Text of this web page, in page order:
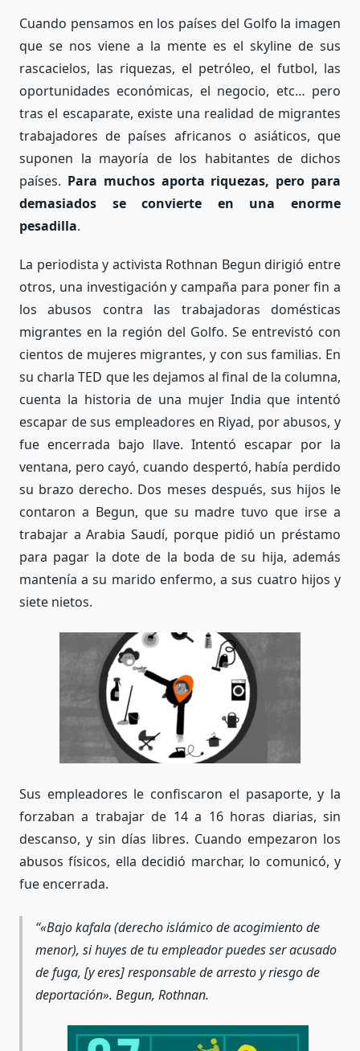
Cuando pensamos en los países del Golfo la imagen
que se nos viene a la mente es el skyline de sus
rascacielos, las riquezas, el petróleo, el futbol, las
oportunidades económicas, el negocio, etc… pero
tras el escaparate, existe una realidad de migrantes
trabajadores de países africanos o asiáticos, que
suponen la mayoría de los habitantes de dichos
países. Para muchos aporta riquezas, pero para
demasiados se convierte en una enorme
pesadilla.
La periodista y activista Rothnan Begun dirigió entre
otros, una investigación y campaña para poner fin a
los abusos contra las trabajadoras domésticas
migrantes en la región del Golfo. Se entrevistó con
cientos de mujeres migrantes, y con sus familias. En
su charla TED que les dejamos al final de la columna,
cuenta la historia de una mujer India que intentó
escapar de sus empleadores en Riyad, por abusos, y
fue encerrada bajo llave. Intentó escapar por la
ventana, pero cayó, cuando despertó, había perdido
su brazo derecho. Dos meses después, sus hijos le
contaron a Begun, que su madre tuvo que irse a
trabajar a Arabia Saudí, porque pidió un préstamo
para pagar la dote de la boda de su hija, además
mantenía a su marido enfermo, a sus cuatro hijos y
siete nietos.
Sus empleadores le confiscaron el pasaporte, y la
forzaban a trabajar de 14 a 16 horas diarias, sin
descanso, y sin días libres. Cuando empezaron los
abusos físicos, ella decidió marchar, lo comunicó, y
fue encerrada.
«Bajo kafala (derecho islámico de acogimiento de
menor), si huyes de tu empleador puedes ser acusado
de fuga, [y eres] responsable de arresto y riesgo de
deportación». Begun, Rothnan.